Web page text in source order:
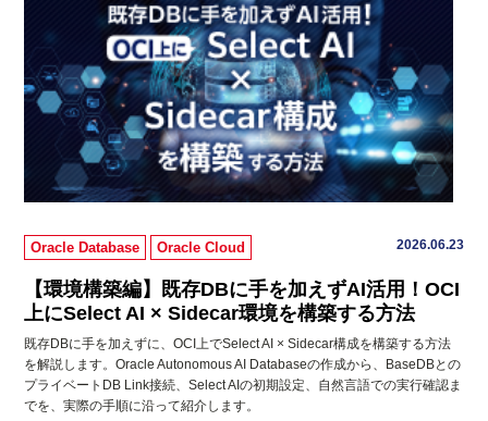
Oracle Database Oracle Cloud 2026.06.23
【環境構築編】既存DBに手を加えずAI活用！OCI
上にSelect AI × Sidecar環境を構築する方法
既存DBに手を加えずに、OCI上でSelect AI × Sidecar構成を構築する方法
を解説します。Oracle Autonomous AI Databaseの作成から、BaseDBとの
プライベートDB Link接続、Select AIの初期設定、自然言語での実行確認ま
でを、実際の手順に沿って紹介します。